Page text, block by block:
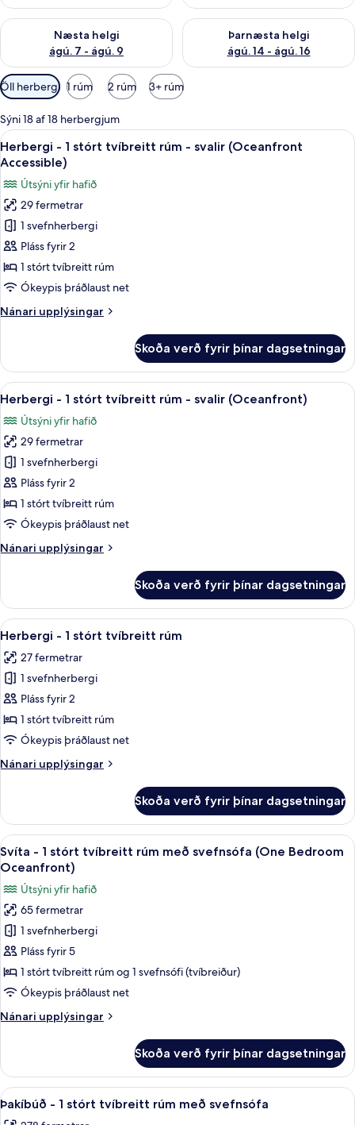
Næsta helgi
ágú. 7 - ágú. 9
Athuga framboð næstu helgi ágú. 7 - ágú. 9
Þarnæsta helgi
ágú. 14 - ágú. 16
Athuga framboð þarnæstu
Síur
í
boði
fyrir
herbergi
Öll herbergi 1 rúm 2 rúm 3+ rúm
Sýni 18 af 18 herbergjum
Skoða
allar
myndir
fyrir
Herbergi
-
1
stórt
tvíbreitt
-
Accessible)
Rúmföt af bestu gerð, dúnsængur,
7
Herbergi - 1 stórt tvíbreitt rúm - svalir (Oceanfront
Accessible)
Útsýni yfir hafið
29 fermetrar
1 svefnherbergi
Pláss fyrir 2
1 stórt tvíbreitt rúm
Ókeypis þráðlaust net
Nánari upplýsingar
Nánari
-
stórt
tvíbreitt
rúm
svalir
(Oceanfront
Accessible)
Skoða verð fyrir þínar dagsetningar
Skoða
allar
myndir
fyrir
Herbergi
-
1
stórt
tvíbreitt
rúm
(Oceanfront)
Rúmföt af bestu gerð, dúnsængur,
6
Herbergi - 1 stórt tvíbreitt rúm - svalir (Oceanfront)
Útsýni yfir hafið
29 fermetrar
1 svefnherbergi
Pláss fyrir 2
1 stórt tvíbreitt rúm
Ókeypis þráðlaust net
Nánari upplýsingar
Nánari
-
stórt
tvíbreitt
rúm
(Oceanfront)
Skoða verð fyrir þínar dagsetningar
Skoða
allar
myndir
fyrir
Herbergi
-
1
tvíbreitt
Rúmföt af bestu gerð, dúnsængur,
4
Herbergi - 1 stórt tvíbreitt rúm
27 fermetrar
1 svefnherbergi
Pláss fyrir 2
1 stórt tvíbreitt rúm
Ókeypis þráðlaust net
Nánari upplýsingar
Nánari
-
stórt
tvíbreitt
Skoða verð fyrir þínar dagsetningar
Skoða
allar
myndir
fyrir
Svíta
-
1
stórt
tvíbreitt
með
Bedroom
Oceanfront)
Svíta - 1 stórt tvíbreitt rúm með
5
Svíta - 1 stórt tvíbreitt rúm með svefnsófa (One Bedroom
Oceanfront)
Útsýni yfir hafið
65 fermetrar
1 svefnherbergi
Pláss fyrir 5
1 stórt tvíbreitt rúm og 1 svefnsófi (tvíbreiður)
Ókeypis þráðlaust net
Nánari upplýsingar
Nánari
-
stórt
Skoða verð fyrir þínar dagsetningar
Skoða
allar
Þakíbúð - 1 stórt tvíbreitt rúm með
7
Þakíbúð - 1 stórt tvíbreitt rúm með svefnsófa